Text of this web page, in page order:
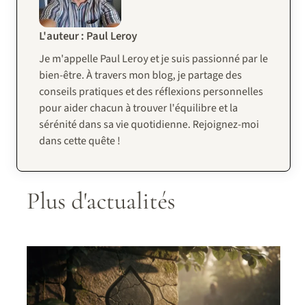
L'auteur : Paul Leroy
Je m'appelle Paul Leroy et je suis passionné par le
bien-être. À travers mon blog, je partage des
conseils pratiques et des réflexions personnelles
pour aider chacun à trouver l'équilibre et la
sérénité dans sa vie quotidienne. Rejoignez-moi
dans cette quête !
Plus d'actualités